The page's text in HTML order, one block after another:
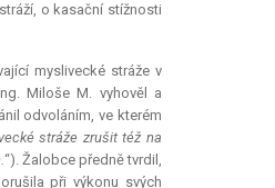
o kasační stížnosti
myslivecké stráže v
Miloše M. vyhověl a
odvoláním, ve kterém
stráže zrušit též na
“). Žalobce předně tvrdil,
při výkonu svých